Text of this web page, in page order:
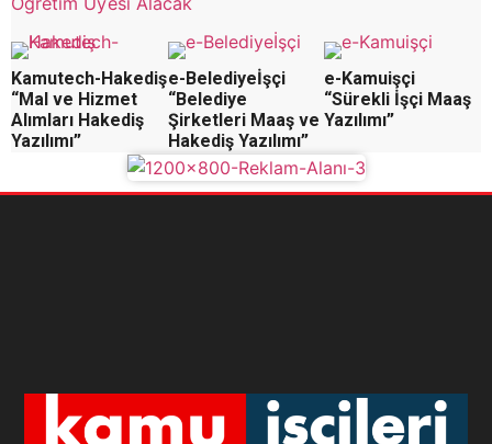
Kamutech-Hakediş
“Mal ve Hizmet
Alımları Hakediş
Yazılımı”
e-Belediyeİşçi
“Belediye
Şirketleri Maaş ve
Hakediş Yazılımı”
e-Kamuişçi
“Sürekli İşçi Maaş
Yazılımı”